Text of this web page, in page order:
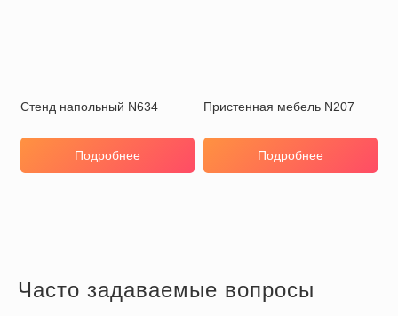
Стенд напольный N634
Подробнее
Пристенная мебель N207
Подробнее
Часто задаваемые вопросы